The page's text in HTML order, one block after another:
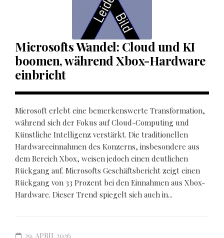
Microsofts Wandel: Cloud und KI
boomen, während Xbox-Hardware
einbricht
Microsoft erlebt eine bemerkenswerte Transformation,
während sich der Fokus auf Cloud-Computing und
Künstliche Intelligenz verstärkt. Die traditionellen
Hardwareeinnahmen des Konzerns, insbesondere aus
dem Bereich Xbox, weisen jedoch einen deutlichen
Rückgang auf. Microsofts Geschäftsbericht zeigt einen
Rückgang von 33 Prozent bei den Einnahmen aus Xbox-
Hardware. Dieser Trend spiegelt sich auch in...
29. APRIL 2026